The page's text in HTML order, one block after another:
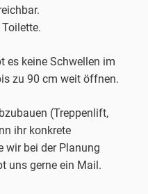
es keine Schwellen im
zu 90 cm weit öffnen.
(Treppenlift,
ihr konkrete
wir bei der Planung
uns gerne ein Mail.